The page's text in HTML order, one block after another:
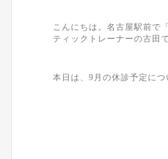
こんにちは。名古屋駅前で
ティックトレーナーの古田
本日は、9月の休診予定に